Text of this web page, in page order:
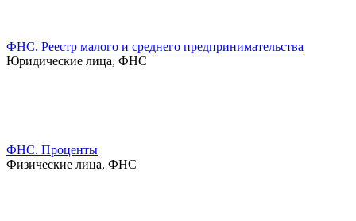
ФНС. Реестр малого и среднего предпринимательства
Юридические лица, ФНС
ФНС. Проценты
Физические лица, ФНС